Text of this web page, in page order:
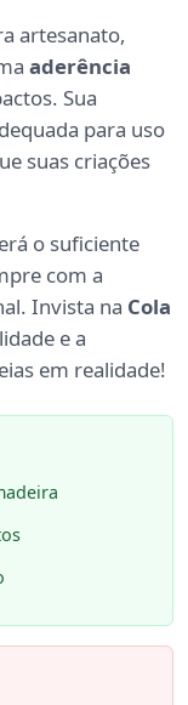
artesanato,
aderência
Sua
para uso
suas criações
o suficiente
com a
Invista na Cola
e a
em realidade!